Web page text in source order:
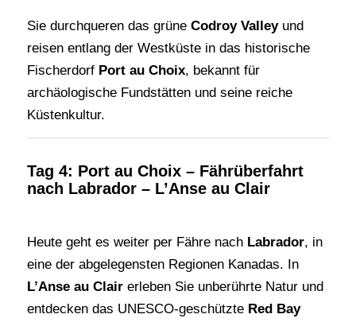
Sie durchqueren das grüne Codroy Valleyund
reisen entlang der Westküste in das historische
Fischerdorf Port au Choix, bekannt für
archäologische Fundstätten und seine reiche
Küstenkultur.
Tag 4: Port au Choix – Fährüberfahrt
nach Labrador – L’Anse au Clair
Heute geht es weiter per Fähre nach Labrador, in
eine der abgelegensten Regionen Kanadas. In
L’Anse au Clairerleben Sie unberührte Natur und
entdecken das UNESCO-geschützte Red Bay